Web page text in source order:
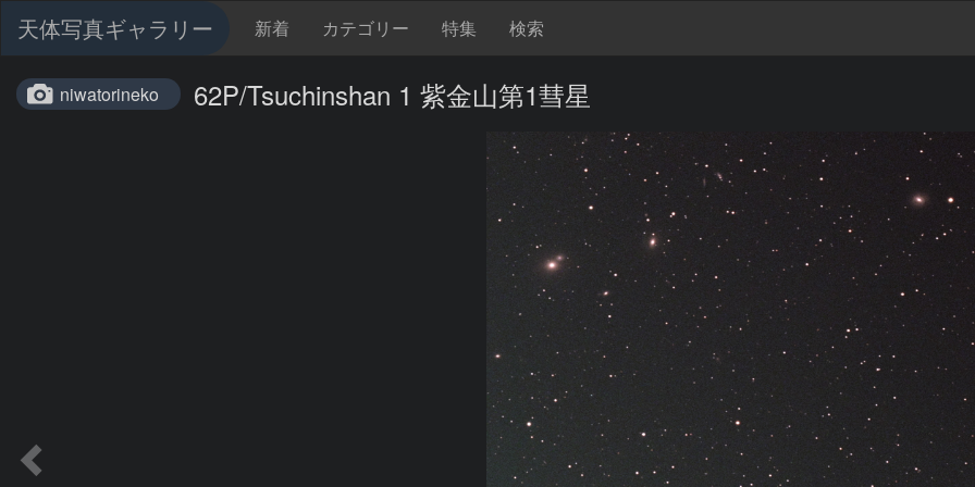
天体写真ギャラリー 新着 カテゴリー 特集 検索
niwatorineko 62P/Tsuchinshan 1 紫金山第1彗星